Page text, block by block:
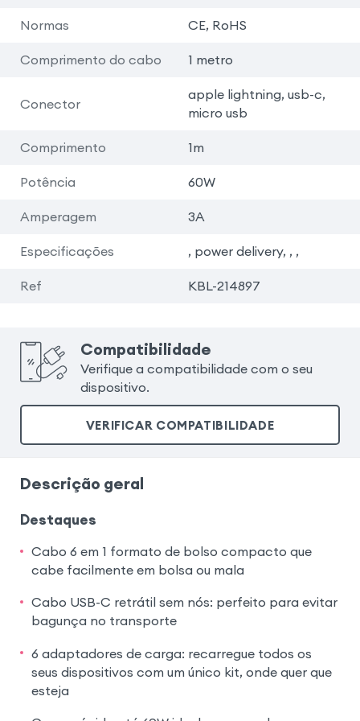
Normas CE, RoHS
Comprimento do cabo 1 metro
Conector
apple lightning, usb-c,
micro usb
Comprimento 1m
Potência 60W
Amperagem 3A
Especificações , power delivery, , ,
Ref KBL-214897
Compatibilidade
Verifique a compatibilidade com o seu
dispositivo.
VERIFICAR COMPATIBILIDADE
Descrição geral
Destaques
Cabo 6 em 1 formato de bolso compacto que
cabe facilmente em bolsa ou mala
Cabo USB-C retrátil sem nós: perfeito para evitar
bagunça no transporte
6 adaptadores de carga: recarregue todos os
seus dispositivos com um único kit, onde quer que
esteja